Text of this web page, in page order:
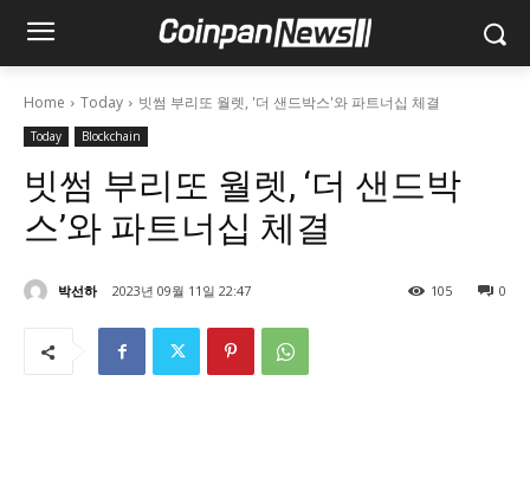
Home Today 빗썸 부리또 월렛, '더 샌드박스'와 파트너십 체결
Today Blockchain
빗썸 부리또 월렛, ‘더 샌드박
스’와 파트너십 체결
박선하 2023년 09월 11일 22:47 0
105